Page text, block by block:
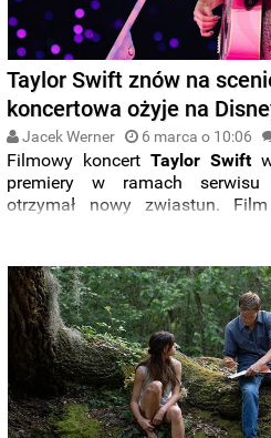
Taylor Swift znów na
koncertowa ożyje na
Jacek Werner 6 marca o 10:06
Filmowy koncert Taylor Swiftw
premiery w ramach serwisu
otrzymał nowy zwiastun.
zawierał pięć dodatkowych
w dotychczasowych wersjach: